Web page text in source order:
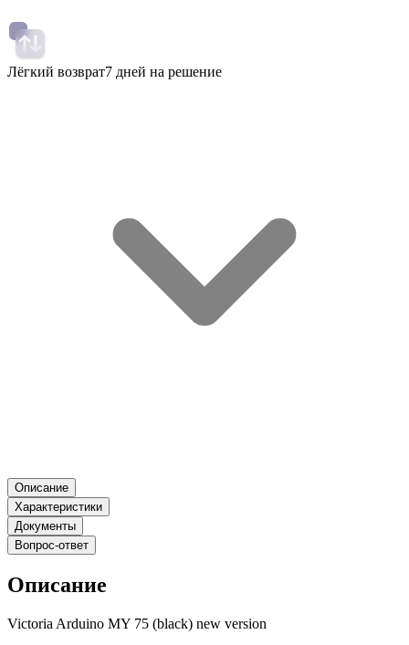
Лёгкий возврат7 дней на решение
Описание
Характеристики
Документы
Вопрос-ответ
Описание
Victoria Arduino MY 75 (black) new version